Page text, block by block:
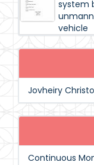
system
vehicle
Jovheiry
Continuous